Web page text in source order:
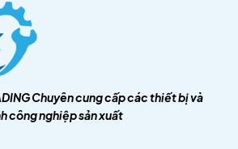
Chuyên cung cấp các thiết bị và
công nghiệp sản xuất